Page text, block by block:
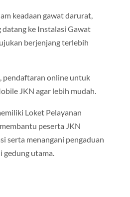
keadaan gawat darurat,
datang ke Instalasi Gawat
berjenjang terlebih
, pendaftaran online untuk
JKN agar lebih mudah.
Loket Pelayanan
peserta JKN
serta menangani pengaduan
gedung utama.